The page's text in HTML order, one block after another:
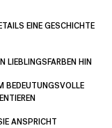
EINE GESCHICHTE
LIEBLINGSFARBEN HIN
BEDEUTUNGSVOLLE
ANSPRICHT